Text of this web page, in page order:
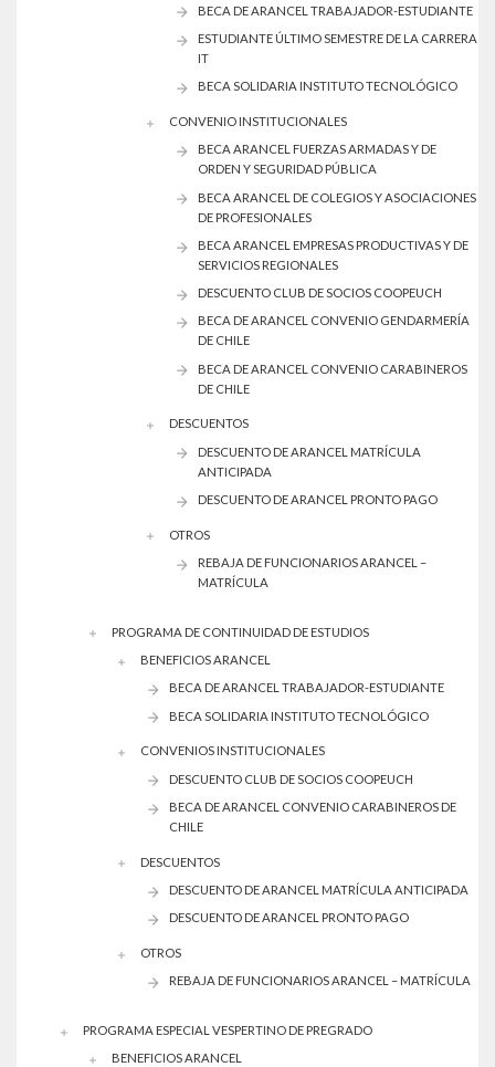
BECA DE ARANCEL TRABAJADOR-ESTUDIANTE
ESTUDIANTE ÚLTIMO SEMESTRE DE LA CARRERA
IT
BECA SOLIDARIA INSTITUTO TECNOLÓGICO
CONVENIO INSTITUCIONALES
BECA ARANCEL FUERZAS ARMADAS Y DE
ORDEN Y SEGURIDAD PÚBLICA
BECA ARANCEL DE COLEGIOS Y ASOCIACIONES
DE PROFESIONALES
BECA ARANCEL EMPRESAS PRODUCTIVAS Y DE
SERVICIOS REGIONALES
DESCUENTO CLUB DE SOCIOS COOPEUCH
BECA DE ARANCEL CONVENIO GENDARMERÍA
DE CHILE
BECA DE ARANCEL CONVENIO CARABINEROS
DE CHILE
DESCUENTOS
DESCUENTO DE ARANCEL MATRÍCULA
ANTICIPADA
DESCUENTO DE ARANCEL PRONTO PAGO
OTROS
REBAJA DE FUNCIONARIOS ARANCEL –
MATRÍCULA
PROGRAMA DE CONTINUIDAD DE ESTUDIOS
BENEFICIOS ARANCEL
BECA DE ARANCEL TRABAJADOR-ESTUDIANTE
BECA SOLIDARIA INSTITUTO TECNOLÓGICO
CONVENIOS INSTITUCIONALES
DESCUENTO CLUB DE SOCIOS COOPEUCH
BECA DE ARANCEL CONVENIO CARABINEROS DE
CHILE
DESCUENTOS
DESCUENTO DE ARANCEL MATRÍCULA ANTICIPADA
DESCUENTO DE ARANCEL PRONTO PAGO
OTROS
REBAJA DE FUNCIONARIOS ARANCEL – MATRÍCULA
PROGRAMA ESPECIAL VESPERTINO DE PREGRADO
BENEFICIOS ARANCEL